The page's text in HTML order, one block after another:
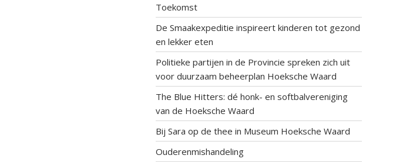
Toekomst
De Smaakexpeditie inspireert kinderen tot gezond
en lekker eten
Politieke partijen in de Provincie spreken zich uit
voor duurzaam beheerplan Hoeksche Waard
The Blue Hitters: dé honk- en softbalvereniging
van de Hoeksche Waard
Bij Sara op de thee in Museum Hoeksche Waard
Ouderenmishandeling